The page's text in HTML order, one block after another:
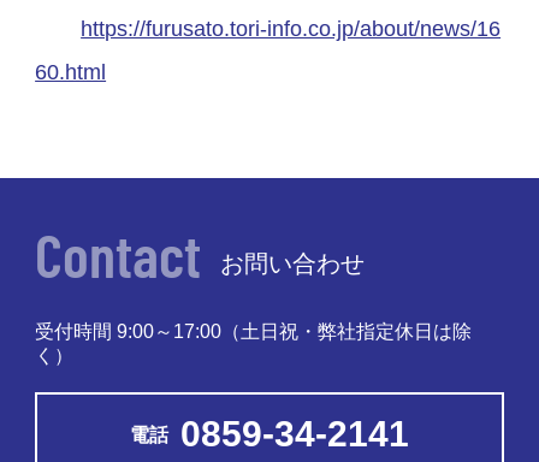
https://furusato.tori-info.co.jp/about/news/16
60.html
Contact お問い合わせ
受付時間 9:00～17:00 （土日祝・弊社指定休日は除
く）
電話 0859-34-2141